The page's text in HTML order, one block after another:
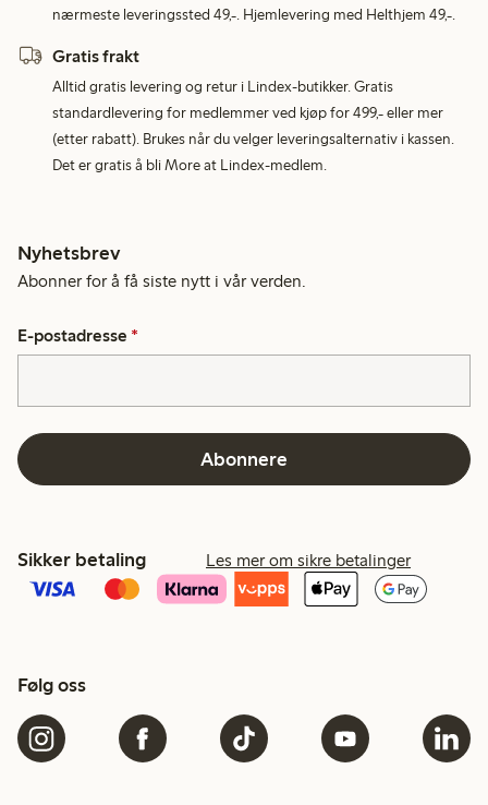
nærmeste leveringssted 49,-. Hjemlevering med Helthjem 49,-.
Gratis frakt
Alltid gratis levering og retur i Lindex-butikker. Gratis
standardlevering for medlemmer ved kjøp for 499,- eller mer
(etter rabatt). Brukes når du velger leveringsalternativ i kassen.
Det er gratis å bli More at Lindex-medlem.
Nyhetsbrev
Abonner for å få siste nytt i vår verden.
E-postadresse *
Abonnere
Sikker betaling Les mer om sikre betalinger
Følg oss